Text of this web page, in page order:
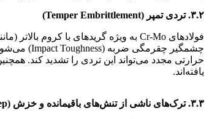
۳.۲. تردی تمپر (Temper Embrittlement)
حرارتی مجدد می‌تواند این تردی را تشدید کند.
یافته‌اند.
۳.۳. ترک‌های ناشی از تنش‌های باقیمانده و خزش (Creep)